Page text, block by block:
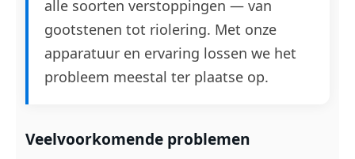
alle soorten verstoppingen — van
gootstenen tot riolering. Met onze
apparatuur en ervaring lossen we het
probleem meestal ter plaatse op.
Veelvoorkomende problemen